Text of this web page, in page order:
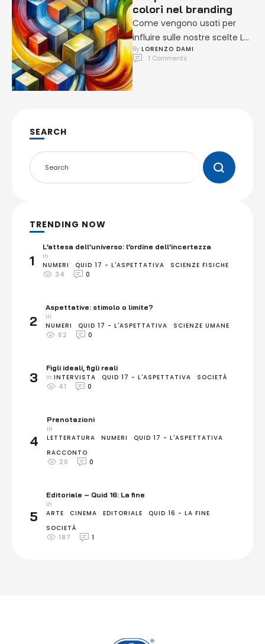
colori nel branding
Come vengono usati per
influire sulle nostre scelte Le
ricerche indicano che il
colore aumenta la
By LORENZO DAMI
1 Comments
SEARCH
TRENDING NOW
1
L’attesa dell’universo: l’ordine dell’incertezza
in
NUMERI
QUID 17 - L'ASPETTATIVA
SCIENZE FISICHE
34
0
2
Aspettative: stimolo o limite?
in
NUMERI
QUID 17 - L'ASPETTATIVA
SCIENZE UMANE
62
0
3
Figli ideali, figli reali
in INTERVISTA QUID 17 - L'ASPETTATIVA
SOCIETÀ
41
0
4
Prenotazioni
in
LETTERATURA
NUMERI
QUID 17 - L'ASPETTATIVA
RACCONTO
20
0
5
Editoriale – Quid 16: La fine
in
ARTE
CINEMA EDITORIALE
QUID 16 - LA FINE
SOCIETÀ
187
1